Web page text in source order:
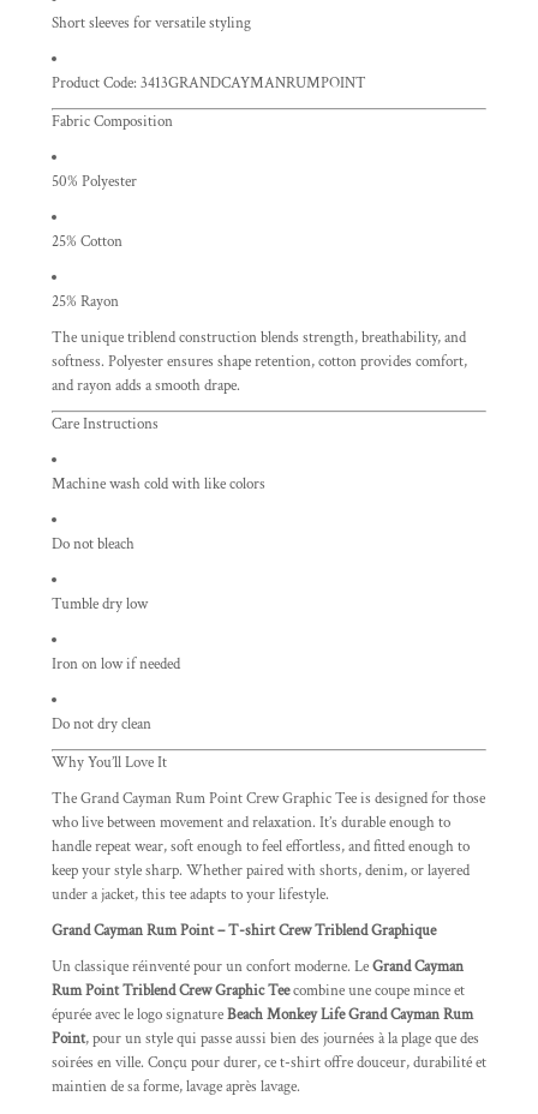
Short sleeves for versatile styling
Product Code: 3413GRANDCAYMANRUMPOINT
Fabric Composition
50% Polyester
25% Cotton
25% Rayon
The unique triblend construction blends strength, breathability, and
softness. Polyester ensures shape retention, cotton provides comfort,
and rayon adds a smooth drape.
Care Instructions
Machine wash cold with like colors
Do not bleach
Tumble dry low
Iron on low if needed
Do not dry clean
Why You’ll Love It
The Grand Cayman Rum Point Crew Graphic Tee is designed for those
who live between movement and relaxation. It’s durable enough to
handle repeat wear, soft enough to feel effortless, and fitted enough to
keep your style sharp. Whether paired with shorts, denim, or layered
under a jacket, this tee adapts to your lifestyle.
Grand Cayman Rum Point – T-shirt Crew Triblend Graphique
Un classique réinventé pour un confort moderne. LeGrand Cayman
Rum Point Triblend Crew Graphic Teecombine une coupe mince et
épurée avec le logo signatureBeach Monkey Life Grand Cayman Rum
Point, pour un style qui passe aussi bien des journées à la plage que des
soirées en ville. Conçu pour durer, ce t-shirt offre douceur, durabilité et
maintien de sa forme, lavage après lavage.